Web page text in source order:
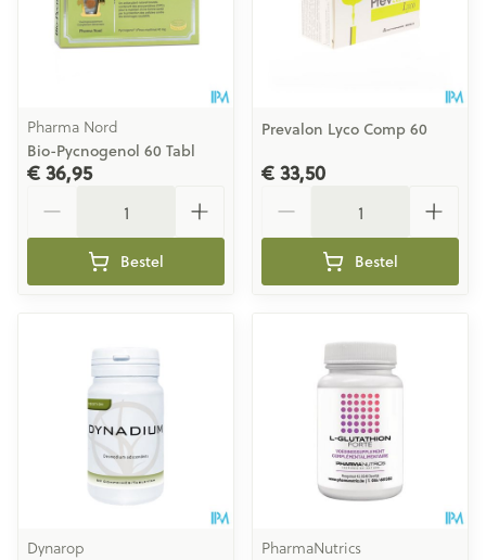
Pharma Nord
Bio-Pycnogenol 60 Tabl
€ 36,95
Bestel
Prevalon Lyco Comp 60
€ 33,50
Bestel
Dynarop PharmaNutrics